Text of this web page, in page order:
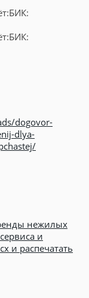
БИК:
БИК:
dogovor-
dlya-
нежилых
и
и распечатать